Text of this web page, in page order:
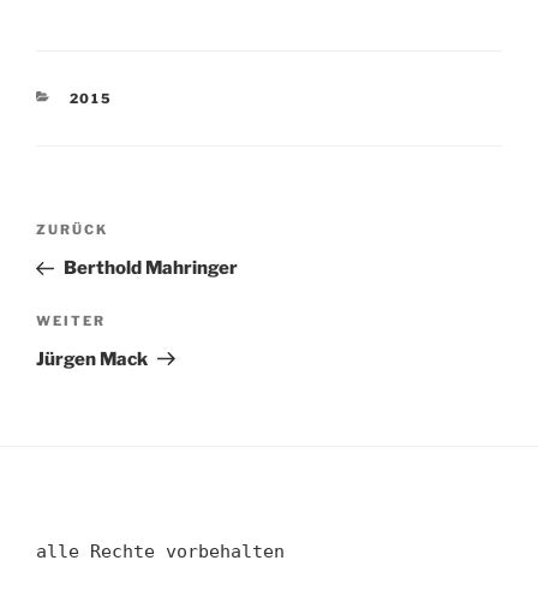
KATEGORIEN
2015
Beitragsnavigation
Vorheriger
Beitrag
ZURÜCK
Berthold Mahringer
Nächster
Beitrag
WEITER
Jürgen Mack
alle Rechte vorbehalten